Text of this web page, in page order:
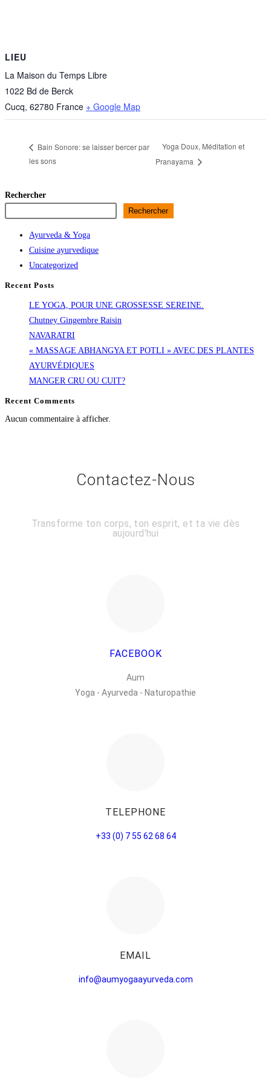
LIEU
La Maison du Temps Libre
1022 Bd de Berck
Cucq, 62780 France + Google Map
Bain Sonore: se laisser bercer par
les sons
Yoga Doux, Méditation et
Pranayama
Rechercher
Rechercher
Ayurveda & Yoga
Cuisine ayurvedique
Uncategorized
Recent Posts
LE YOGA, POUR UNE GROSSESSE SEREINE.
Chutney Gingembre Raisin
NAVARATRI
« MASSAGE ABHANGYA ET POTLI » AVEC DES PLANTES
AYURVÉDIQUES
MANGER CRU OU CUIT?
Recent Comments
Aucun commentaire à afficher.
Contactez-Nous
Transforme ton corps, ton esprit, et ta vie dès
aujourd'hui
FACEBOOK
Aum
Yoga - Ayurveda - Naturopathie
TELEPHONE
+33 (0) 7 55 62 68 64
EMAIL
info@aumyogaayurveda.com